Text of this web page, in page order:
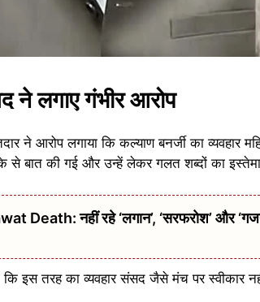
ने लगाए गंभीर आरोप
ने आरोप लगाया कि कल्याण बनर्जी का
से बात की गई और उन्हें लेकर गलत शब्दों का
Death: नहीं रहे ‘लगान’, ‘सरफरोश’ और
कि इस तरह का व्यवहार संसद जैसे मंच पर स्वीकार